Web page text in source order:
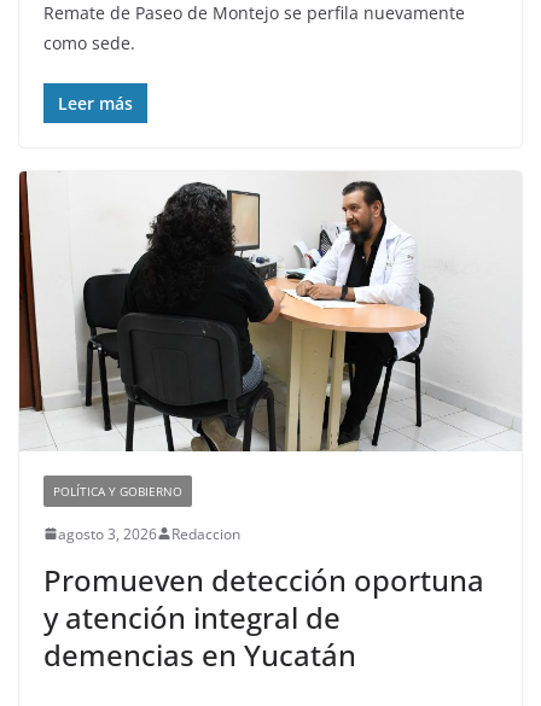
Remate de Paseo de Montejo se perfila nuevamente
como sede.
Leer más
POLÍTICA Y GOBIERNO
agosto 3, 2026 Redaccion
Promueven detección oportuna
y atención integral de
demencias en Yucatán